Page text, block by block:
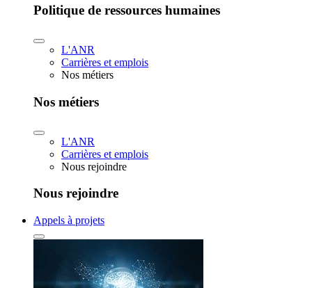
Politique de ressources humaines
L'ANR
Carrières et emplois
Nos métiers
Nos métiers
L'ANR
Carrières et emplois
Nous rejoindre
Nous rejoindre
Appels à projets